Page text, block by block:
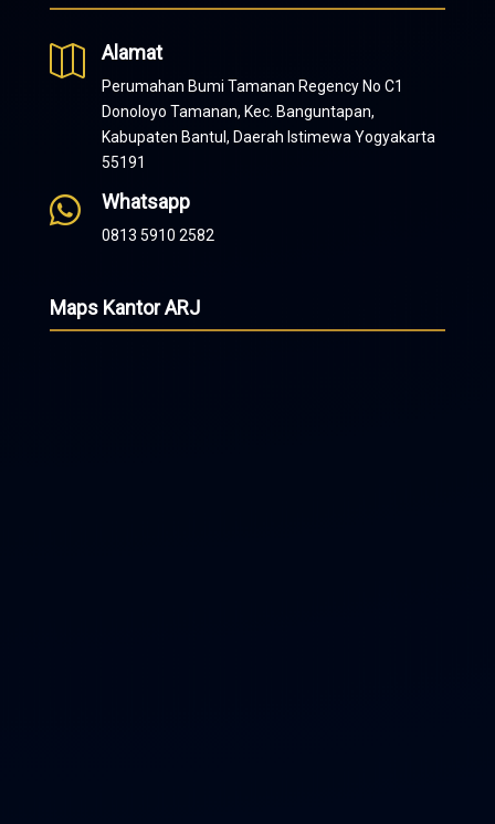
 Alamat
Perumahan Bumi Tamanan Regency No C1
Donoloyo Tamanan, Kec. Banguntapan,
Kabupaten Bantul, Daerah Istimewa Yogyakarta
55191
 Whatsapp
0813 5910 2582
Maps Kantor ARJ